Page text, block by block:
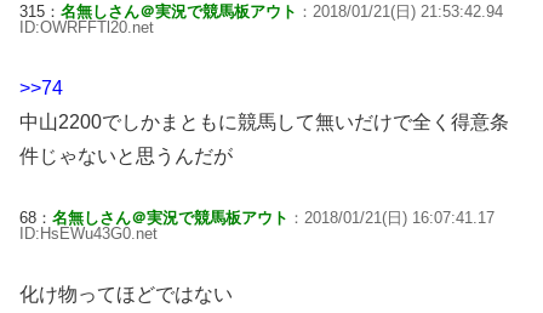
315： 名無しさん＠実況で競馬板アウト ：2018/01/21(日) 21:53:42.94
ID:OWRFFTl20.net
>>74
中山2200でしかまともに競馬して無いだけで全く得意条
件じゃないと思うんだが
68： 名無しさん＠実況で競馬板アウト ：2018/01/21(日) 16:07:41.17
ID:HsEWu43G0.net
化け物ってほどではない